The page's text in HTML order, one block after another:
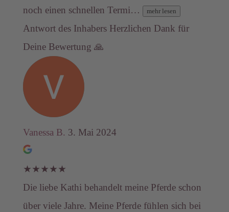
noch einen schnellen Termi…
mehr lesen
Antwort des Inhabers Herzlichen Dank für
Deine Bewertung 🙏
Vanessa B. 3. Mai 2024
★★★★★
Die liebe Kathi behandelt meine Pferde schon
über viele Jahre. Meine Pferde fühlen sich bei